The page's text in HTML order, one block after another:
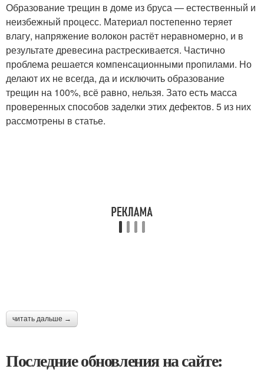
Образование трещин в доме из бруса — естественный и
неизбежный процесс. Материал постепенно теряет
влагу, напряжение волокон растёт неравномерно, и в
результате древесина растрескивается. Частично
проблема решается компенсационными пропилами. Но
делают их не всегда, да и исключить образование
трещин на 100%, всё равно, нельзя. Зато есть масса
проверенных способов заделки этих дефектов. 5 из них
рассмотрены в статье.
читать дальше →
Последние обновления на сайте: